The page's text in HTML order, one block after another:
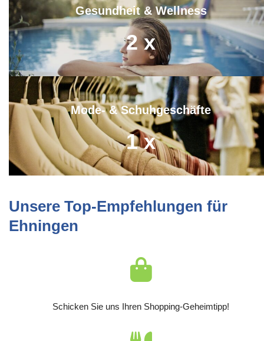
Gesundheit & Wellness
2 x
Mode- & Schuhgeschäfte
1 x
Unsere Top-Empfehlungen für
Ehningen
Schicken Sie uns Ihren Shopping-Geheimtipp!